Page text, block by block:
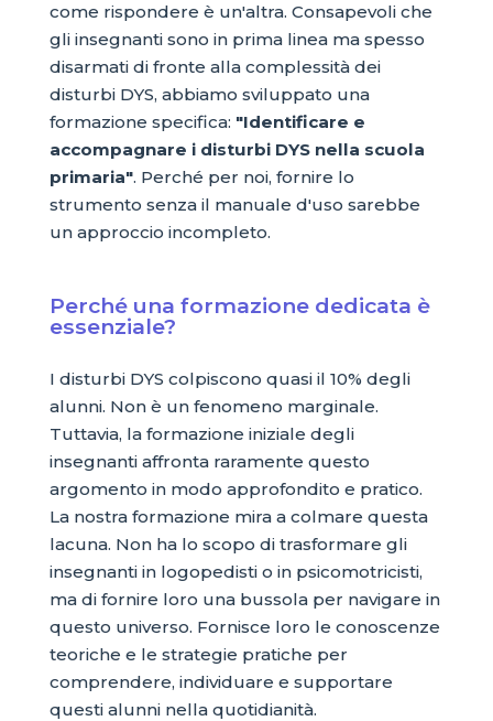
come rispondere è un'altra. Consapevoli che
gli insegnanti sono in prima linea ma spesso
disarmati di fronte alla complessità dei
disturbi DYS, abbiamo sviluppato una
formazione specifica: "Identificare e
accompagnare i disturbi DYS nella scuola
primaria". Perché per noi, fornire lo
strumento senza il manuale d'uso sarebbe
un approccio incompleto.
Perché una formazione dedicata è
essenziale?
I disturbi DYS colpiscono quasi il 10% degli
alunni. Non è un fenomeno marginale.
Tuttavia, la formazione iniziale degli
insegnanti affronta raramente questo
argomento in modo approfondito e pratico.
La nostra formazione mira a colmare questa
lacuna. Non ha lo scopo di trasformare gli
insegnanti in logopedisti o in psicomotricisti,
ma di fornire loro una bussola per navigare in
questo universo. Fornisce loro le conoscenze
teoriche e le strategie pratiche per
comprendere, individuare e supportare
questi alunni nella quotidianità.